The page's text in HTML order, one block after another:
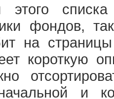
этого
фондов,
на
короткую
и